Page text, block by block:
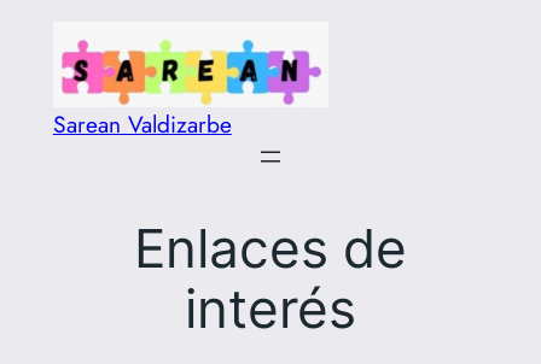
contenido
Sarean Valdizarbe
Enlaces de
interés